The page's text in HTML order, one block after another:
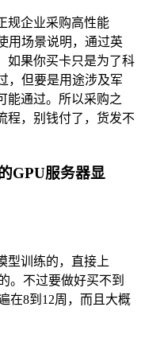
规企业采购高性能
用场景说明，通过英
如果你买卡只是为了科
，但要是用途涉及军
能通过。所以采购之
程，别钱付了，货发不
GPU服务器显
型训练的，直接上
。不过要做好买不到
在8到12周，而且大概